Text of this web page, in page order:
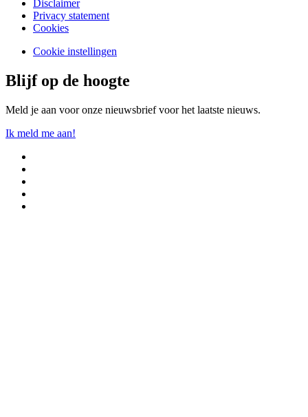
Disclaimer
Privacy statement
Cookies
Cookie instellingen
Blijf op de hoogte
Meld je aan voor onze nieuwsbrief voor het laatste nieuws.
Ik meld me aan!